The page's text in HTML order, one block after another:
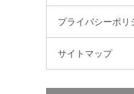
プライバシーポリ
サイトマップ